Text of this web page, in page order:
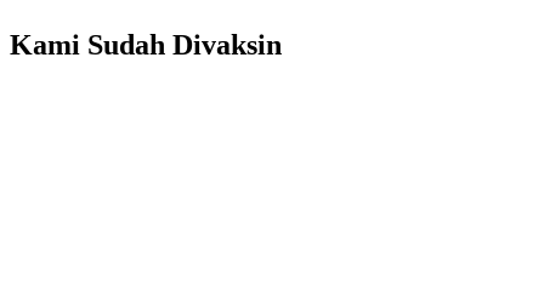
Kami Sudah Divaksin